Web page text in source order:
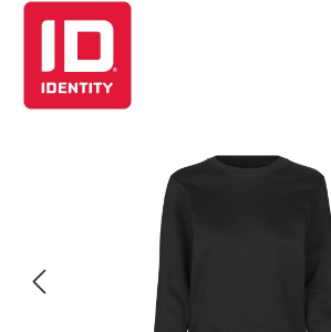
Bildergalerie überspringen